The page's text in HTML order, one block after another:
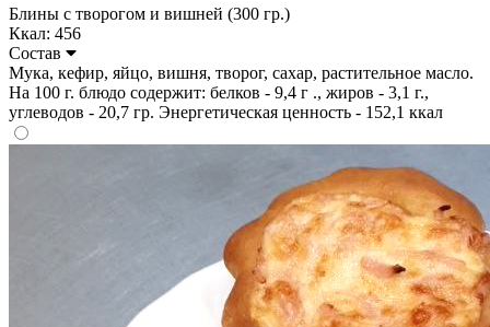
Блины с творогом и вишней (300 гр.)
Ккал: 456
Состав
Мука, кефир, яйцо, вишня, творог, сахар, растительное масло.
На 100 г. блюдо содержит: белков - 9,4 г ., жиров - 3,1 г.,
углеводов - 20,7 гр. Энергетическая ценность - 152,1 ккал